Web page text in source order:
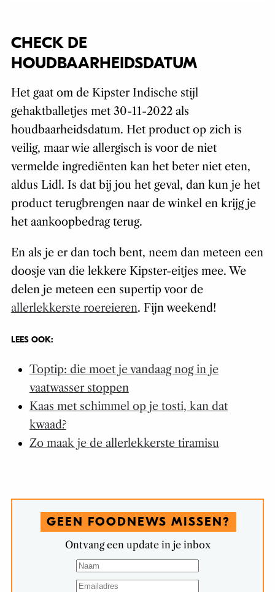
CHECK DE
HOUDBAARHEIDSDATUM
Het gaat om de Kipster Indische stijl
gehaktballetjes met 30-11-2022 als
houdbaarheidsdatum. Het product op zich is
veilig, maar wie allergisch is voor de niet
vermelde ingrediënten kan het beter niet eten,
aldus Lidl. Is dat bij jou het geval, dan kun je het
product terugbrengen naar de winkel en krijg je
het aankoopbedrag terug.
En als je er dan toch bent, neem dan meteen een
doosje van die lekkere Kipster-eitjes mee. We
delen je meteen een supertip voor de
allerlekkerste roereieren. Fijn weekend!
LEES OOK:
Toptip: die moet je vandaag nog in je
vaatwasser stoppen
Kaas met schimmel op je tosti, kan dat
kwaad?
Zo maak je de allerlekkerste tiramisu
GEEN FOODNEWS MISSEN?
Ontvang een update in je inbox